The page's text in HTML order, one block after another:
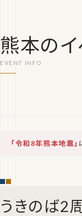
熊本の
「令和8年熊本地震」
うきのば2